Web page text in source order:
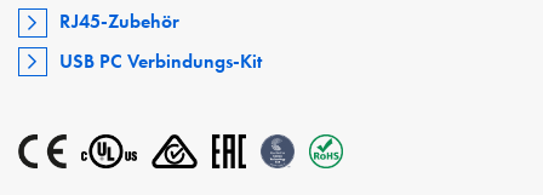
RJ45-Zubehör
USB PC Verbindungs-Kit